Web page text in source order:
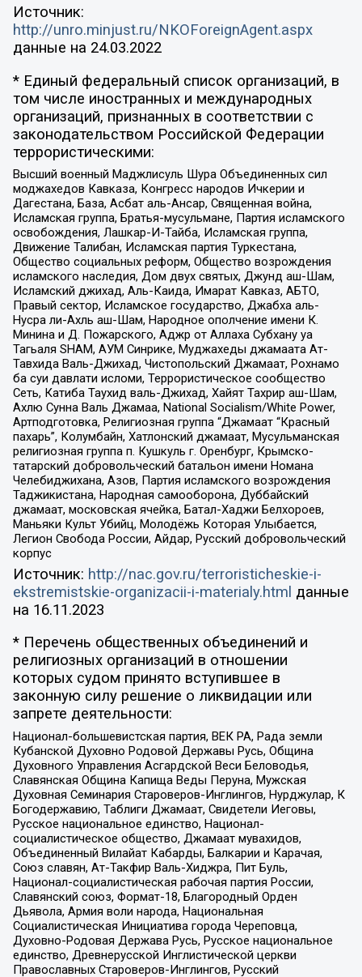
Источник:
http://unro.minjust.ru/NKOForeignAgent.aspx
данные на 24.03.2022
* Единый федеральный список организаций, в
том числе иностранных и международных
организаций, признанных в соответствии с
законодательством Российской Федерации
террористическими:
Высший военный Маджлисуль Шура Объединенных сил
моджахедов Кавказа, Конгресс народов Ичкерии и
Дагестана, База, Асбат аль-Ансар, Священная война,
Исламская группа, Братья-мусульмане, Партия исламского
освобождения, Лашкар-И-Тайба, Исламская группа,
Движение Талибан, Исламская партия Туркестана,
Общество социальных реформ, Общество возрождения
исламского наследия, Дом двух святых, Джунд аш-Шам,
Исламский джихад, Аль-Каида, Имарат Кавказ, АБТО,
Правый сектор, Исламское государство, Джабха аль-
Нусра ли-Ахль аш-Шам, Народное ополчение имени К.
Минина и Д. Пожарского, Аджр от Аллаха Субхану уа
Тагьаля SHAM, АУМ Синрике, Муджахеды джамаата Ат-
Тавхида Валь-Джихад, Чистопольский Джамаат, Рохнамо
ба суи давлати исломи, Террористическое сообщество
Сеть, Катиба Таухид валь-Джихад, Хайят Тахрир аш-Шам,
Ахлю Сунна Валь Джамаа, National Socialism/White Power,
Артподготовка, Религиозная группа “Джамаат “Красный
пахарь”, Колумбайн, Хатлонский джамаат, Мусульманская
религиозная группа п. Кушкуль г. Оренбург, Крымско-
татарский добровольческий батальон имени Номана
Челебиджихана, Азов, Партия исламского возрождения
Таджикистана, Народная самооборона, Дуббайский
джамаат, московская ячейка, Батал-Хаджи Белхороев,
Маньяки Культ Убийц, Молодёжь Которая Улыбается,
Легион Свобода России, Айдар, Русский добровольческий
корпус
Источник: http://nac.gov.ru/terroristicheskie-i-
ekstremistskie-organizacii-i-materialy.html данные
на 16.11.2023
* Перечень общественных объединений и
религиозных организаций в отношении
которых судом принято вступившее в
законную силу решение о ликвидации или
запрете деятельности:
Национал-большевистская партия, ВЕК РА, Рада земли
Кубанской Духовно Родовой Державы Русь, Община
Духовного Управления Асгардской Веси Беловодья,
Славянская Община Капища Веды Перуна, Мужская
Духовная Семинария Староверов-Инглингов, Нурджулар, К
Богодержавию, Таблиги Джамаат, Свидетели Иеговы,
Русское национальное единство, Национал-
социалистическое общество, Джамаат мувахидов,
Объединенный Вилайат Кабарды, Балкарии и Карачая,
Союз славян, Ат-Такфир Валь-Хиджра, Пит Буль,
Национал-социалистическая рабочая партия России,
Славянский союз, Формат-18, Благородный Орден
Дьявола, Армия воли народа, Национальная
Социалистическая Инициатива города Череповца,
Духовно-Родовая Держава Русь, Русское национальное
единство, Древнерусской Инглистической церкви
Православных Староверов-Инглингов, Русский